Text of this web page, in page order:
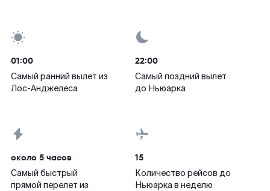
01:00
Самый ранний вылет из
Лос-Анджелеса
22:00
Самый поздний вылет
до Ньюарка
около 5 часов
Самый быстрый
прямой перелет из
15
Количество рейсов до
Ньюарка в неделю